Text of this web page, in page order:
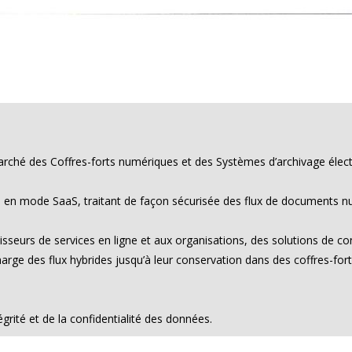
des Coffres-forts numériques et des Systèmes d’archivage
mode SaaS, traitant de façon sécurisée des flux de documents
de services en ligne et aux organisations, des solutions de
des flux hybrides jusqu’à leur conservation dans des coffres-
et de la confidentialité des données.